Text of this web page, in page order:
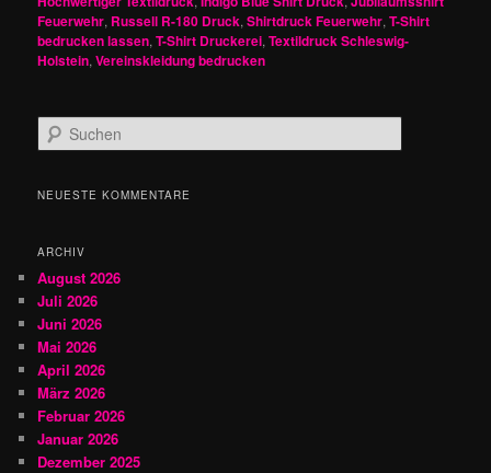
Feuerwehr, Russell R-180 Druck,Shirtdruck Feuerwehr,T-Shirt
bedrucken lassen,T-Shirt Druckerei,Textildruck Schleswig-
Holstein,Vereinskleidung bedrucken
u
h
NEUESTE KOMMENTARE
ARCHIV
August 2026
Juli 2026
Juni 2026
Mai 2026
April 2026
März 2026
Februar 2026
Januar 2026
Dezember 2025